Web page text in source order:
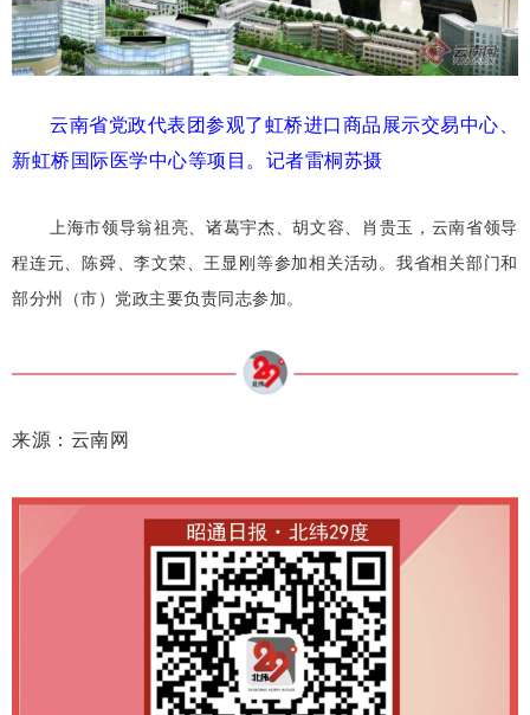
云南省党政代表团参观了虹桥进口商品展示交易中心、
新虹桥国际医学中心等项目。记者雷桐苏摄
上海市领导翁祖亮、诸葛宇杰、胡文容、肖贵玉，云南省领导
程连元、陈舜、李文荣、王显刚等参加相关活动。我省相关部门和
部分州（市）党政主要负责同志参加。
来源：云南网